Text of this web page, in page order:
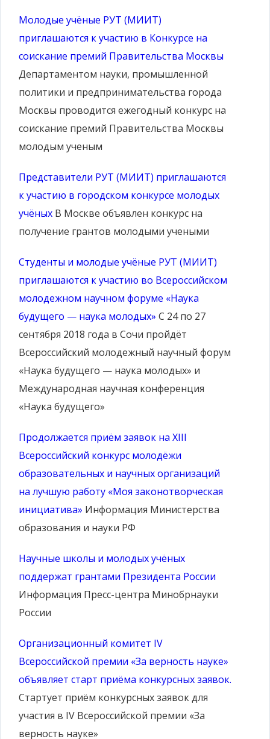
Молодые учёные РУТ (МИИТ)
приглашаются к участию в Конкурсе на
соискание премий Правительства Москвы
Департаментом науки, промышленной
политики и предпринимательства города
Москвы проводится ежегодный конкурс на
соискание премий Правительства Москвы
молодым ученым
Представители РУТ (МИИТ) приглашаются
к участию в городском конкурсе молодых
учёных В Москве объявлен конкурс на
получение грантов молодыми учеными
Студенты и молодые учёные РУТ (МИИТ)
приглашаются к участию во Всероссийском
молодежном научном форуме «Наука
будущего — наука молодых» С 24 по 27
сентября 2018 года в Сочи пройдёт
Всероссийский молодежный научный форум
«Наука будущего — наука молодых» и
Международная научная конференция
«Наука будущего»
Продолжается приём заявок на XIII
Всероссийский конкурс молодёжи
образовательных и научных организаций
на лучшую работу «Моя законотворческая
инициатива» Информация Министерства
образования и науки РФ
Научные школы и молодых учёных
поддержат грантами Президента России
Информация Пресс-центра Минобрнауки
России
Организационный комитет IV
Всероссийской премии «За верность науке»
объявляет старт приёма конкурсных заявок.
Стартует приём конкурсных заявок для
участия в IV Всероссийской премии «За
верность науке»